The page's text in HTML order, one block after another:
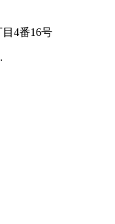
4番16号